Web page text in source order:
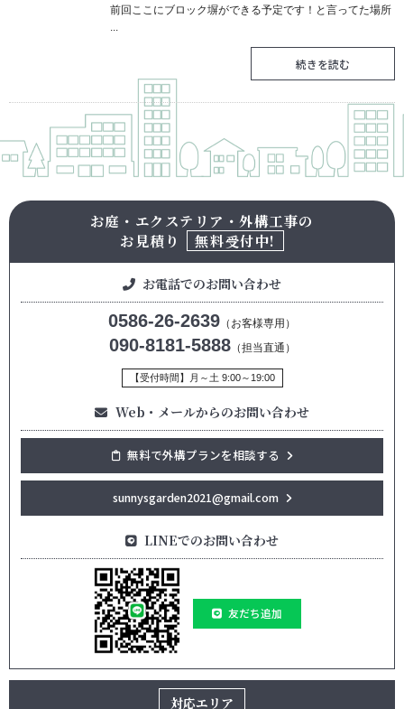
前回ここにブロック塀ができる予定です！と言ってた場所
続きを読む
お庭・エクステリア・外構工事の
お見積り
無料受付中!
お電話でのお問い合わせ
0586-26-2639 （お客様専用）
090-8181-5888（担当直通）
【受付時間】月～土 9:00～19:00
Web・メールからのお問い合わせ
無料で外構プランを相談する
sunnysgarden2021@gmail.com
LINEでのお問い合わせ
友だち追加
対応エリア